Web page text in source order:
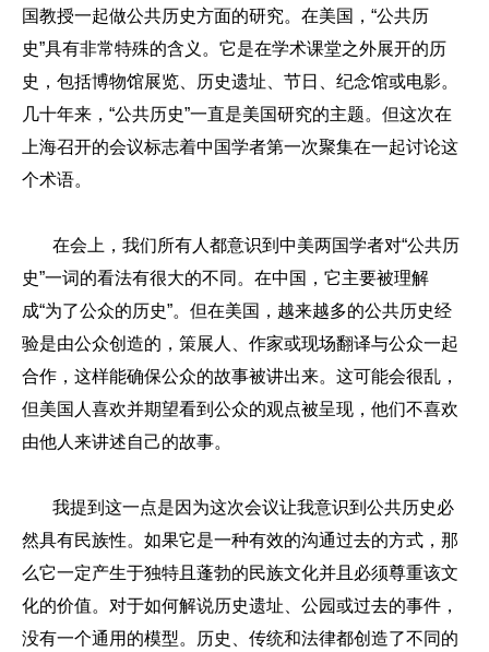
国教授一起做公共历史方面的研究。在美国，“公共历
史”具有非常特殊的含义。它是在学术课堂之外展开的历
史，包括博物馆展览、历史遗址、节日、纪念馆或电影。
几十年来，“公共历史”一直是美国研究的主题。但这次在
上海召开的会议标志着中国学者第一次聚集在一起讨论这
个术语。
在会上，我们所有人都意识到中美两国学者对“公共历
史”一词的看法有很大的不同。在中国，它主要被理解
成“为了公众的历史”。但在美国，越来越多的公共历史经
验是由公众创造的，策展人、作家或现场翻译与公众一起
合作，这样能确保公众的故事被讲出来。这可能会很乱，
但美国人喜欢并期望看到公众的观点被呈现，他们不喜欢
由他人来讲述自己的故事。
我提到这一点是因为这次会议让我意识到公共历史必
然具有民族性。如果它是一种有效的沟通过去的方式，那
么它一定产生于独特且蓬勃的民族文化并且必须尊重该文
化的价值。对于如何解说历史遗址、公园或过去的事件，
没有一个通用的模型。历史、传统和法律都创造了不同的